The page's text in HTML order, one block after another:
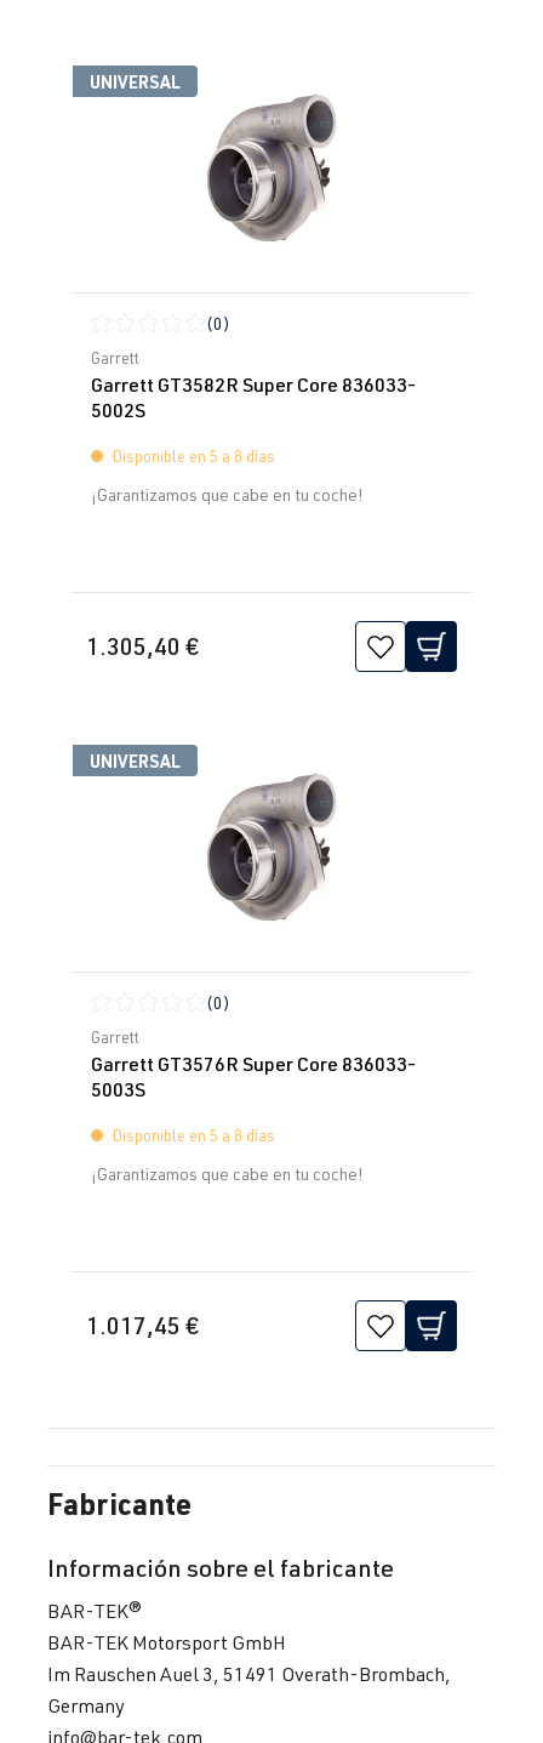
UNIVERSAL
Calificación promedio de 0 de 5 estrellas
(0)
Garrett
Garrett GT3582R Super Core 836033-
5002S
Disponible en 5 a 8 días
¡Garantizamos que cabe en tu coche!
1.305,40 €
UNIVERSAL
Calificación promedio de 0 de 5 estrellas
(0)
Garrett
Garrett GT3576R Super Core 836033-
5003S
Disponible en 5 a 8 días
¡Garantizamos que cabe en tu coche!
1.017,45 €
Fabricante
Información sobre el fabricante
BAR-TEK®
BAR-TEK Motorsport GmbH
Im Rauschen Auel 3, 51491 Overath-Brombach,
Germany
info@bar-tek.com